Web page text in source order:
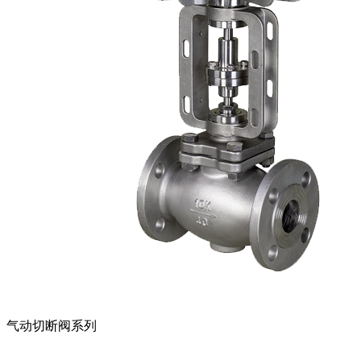
气动切断阀系列